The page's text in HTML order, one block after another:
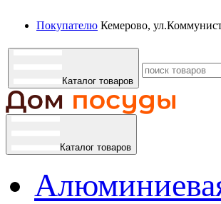
Покупателю Кемерово,
Каталог товаров
Каталог товаров